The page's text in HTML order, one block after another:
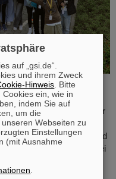
Aktionstag
Dieses Mal
elf und 17 Jahren an der
über die
über die Forschung und
das Berufsangebot bei
Girls’Day, um einen
einer internationalen
auf „gsi.de“.
und ihrem Zweck
Hinweis . Bitte
ein, wie in
indem Sie auf
um die
Webseiten zu
Einstellungen
(mit Ausnahme